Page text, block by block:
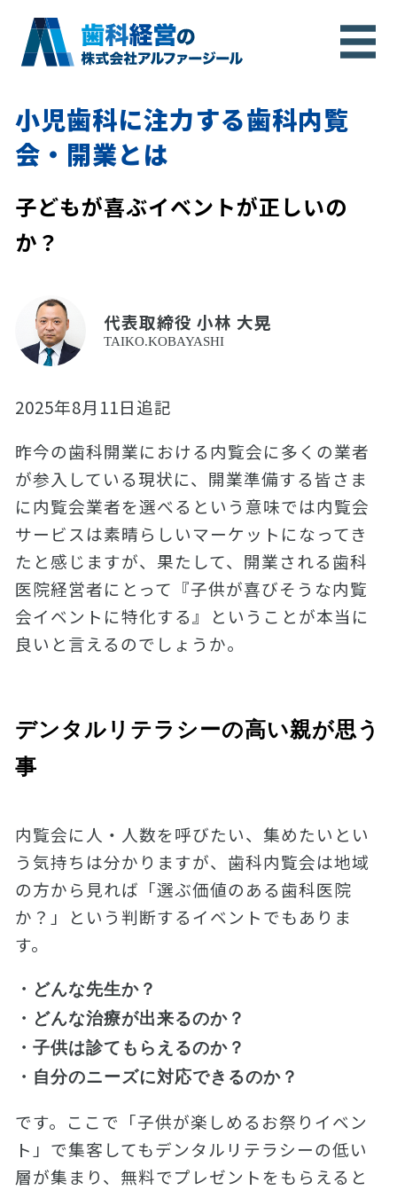
小児歯科に注力する歯科内覧
会・開業とは
子どもが喜ぶイベントが正しいの
か？
代表取締役 小林 大晃
TAIKO.KOBAYASHI
2025年8月11日追記
昨今の歯科開業における内覧会に多くの業者
が参入している現状に、開業準備する皆さま
に内覧会業者を選べるという意味では内覧会
サービスは素晴らしいマーケットになってき
たと感じますが、果たして、開業される歯科
医院経営者にとって『子供が喜びそうな内覧
会イベントに特化する』ということが本当に
良いと言えるのでしょうか。
デンタルリテラシーの高い親が思う
事
内覧会に人・人数を呼びたい、集めたいとい
う気持ちは分かりますが、歯科内覧会は地域
の方から見れば「選ぶ価値のある歯科医院
か？」という判断するイベントでもありま
す。
・どんな先生か？
・どんな治療が出来るのか？
・子供は診てもらえるのか？
・自分のニーズに対応できるのか？
です。ここで「子供が楽しめるお祭りイベン
ト」で集客してもデンタルリテラシーの低い
層が集まり、無料でプレゼントをもらえると